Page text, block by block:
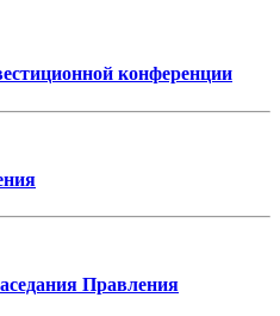
конференции
Правления